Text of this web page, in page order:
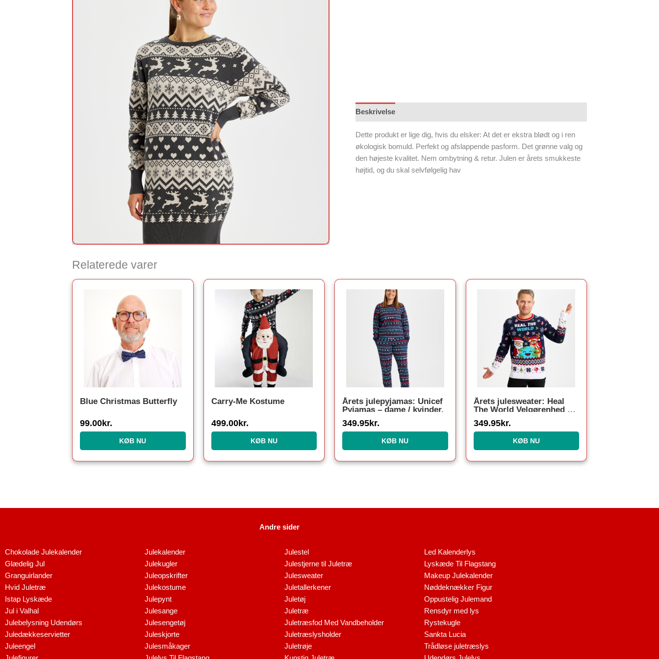
Beskrivelse
Dette produkt er lige dig, hvis du elsker: At det er ekstra blødt og i ren
økologisk bomuld. Perfekt og afslappende pasform. Det grønne valg og
den højeste kvalitet. Nem ombytning & retur. Julen er årets smukkeste
højtid, og du skal selvfølgelig hav
Relaterede varer
Blue Christmas Butterfly
99.00kr.
KØB NU
Carry-Me Kostume
499.00kr.
KØB NU
Årets julepyjamas: Unicef
Pyjamas – dame / kvinder.
349.95kr.
KØB NU
Årets julesweater: Heal
The World Velgørenhed –
herre / mænd. Ugly
Christmas Sweater lavet i
Danmark
349.95kr.
KØB NU
Andre sider
Chokolade Julekalender
Glædelig Jul
Granguirlander
Hvid Juletræ
Istap Lyskæde
Jul i Valhal
Julebelysning Udendørs
Juledækkeservietter
Juleengel
Julekalender
Julekugler
Juleopskrifter
Julekostume
Julepynt
Julesange
Julesengetøj
Juleskjorte
Julesmåkager
Julestel
Julestjerne til Juletræ
Julesweater
Juletallerkener
Juletøj
Juletræ
Juletræsfod Med Vandbeholder
Juletræslysholder
Juletrøje
Led Kalenderlys
Lyskæde Til Flagstang
Makeup Julekalender
Nøddeknækker Figur
Oppustelig Julemand
Rensdyr med lys
Rystekugle
Sankta Lucia
Trådløse juletræslys